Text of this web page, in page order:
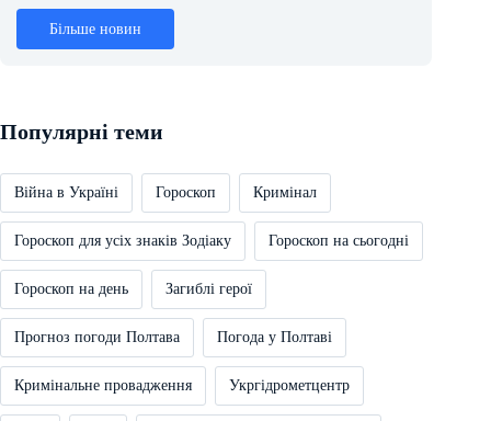
Більше новин
Популярні теми
Війна в Україні Гороскоп Кримінал
Гороскоп для усіх знаків Зодіаку Гороскоп на сьогодні
Гороскоп на день Загиблі герої
Прогноз погоди Полтава Погода у Полтаві
Кримінальне провадження Укргідрометцентр